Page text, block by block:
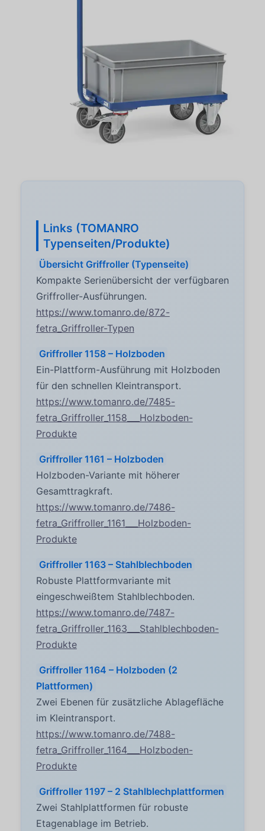
Links (TOMANRO
Typenseiten/Produkte)
Übersicht Griffroller (Typenseite)
Kompakte Serienübersicht der verfügbaren
Griffroller-Ausführungen.
https://www.tomanro.de/872-
fetra_Griffroller-Typen
Griffroller 1158 – Holzboden
Ein-Plattform-Ausführung mit Holzboden
für den schnellen Kleintransport.
https://www.tomanro.de/7485-
fetra_Griffroller_1158___Holzboden-
Produkte
Griffroller 1161 – Holzboden
Holzboden-Variante mit höherer
Gesamttragkraft.
https://www.tomanro.de/7486-
fetra_Griffroller_1161___Holzboden-
Produkte
Griffroller 1163 – Stahlblechboden
Robuste Plattformvariante mit
eingeschweißtem Stahlblechboden.
https://www.tomanro.de/7487-
fetra_Griffroller_1163___Stahlblechboden-
Produkte
Griffroller 1164 – Holzboden (2
Plattformen)
Zwei Ebenen für zusätzliche Ablagefläche
im Kleintransport.
https://www.tomanro.de/7488-
fetra_Griffroller_1164___Holzboden-
Produkte
Griffroller 1197 – 2 Stahlblechplattformen
Zwei Stahlplattformen für robuste
Etagenablage im Betrieb.